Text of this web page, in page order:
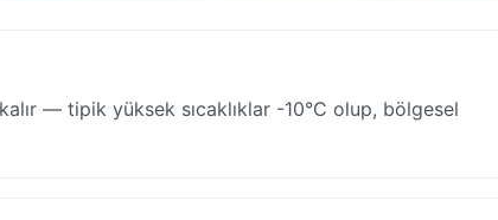
— tipik yüksek sıcaklıklar -10°C olup, bölgesel